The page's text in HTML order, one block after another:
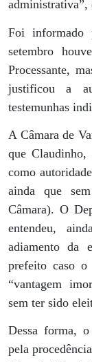
administrativa”,
Foi informado
setembro
Processante,
justificou a
testemunhas
A Câmara de
que
como
ainda que
Câmara). O
entendeu,
adiamento da
prefeito caso o
“vantagem
sem ter sido
Dessa forma,
pela